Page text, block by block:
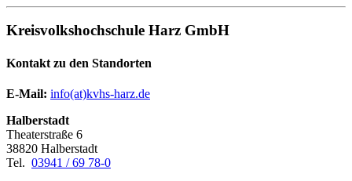
Kreisvolkshochschule Harz GmbH
Kontakt zu den Standorten
E-Mail: info(at)kvhs-harz.de
Halberstadt
Theaterstraße 6
38820 Halberstadt
Tel. 03941 / 69 78-0